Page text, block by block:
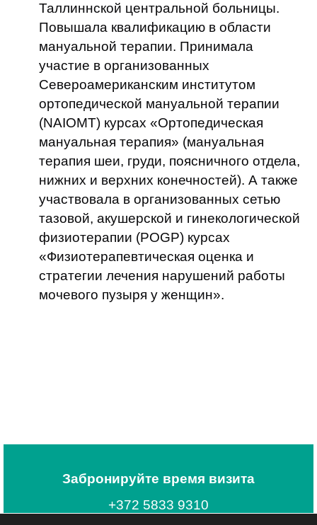
Таллиннской центральной больницы.
Повышала квалификацию в области
мануальной терапии. Принимала
участие в организованных
Североамериканским институтом
ортопедической мануальной терапии
(NAIOMT) курсах «Ортопедическая
мануальная терапия» (мануальная
терапия шеи, груди, поясничного отдела,
нижних и верхних конечностей). А также
участвовала в организованных сетью
тазовой, акушерской и гинекологической
физиотерапии (POGP) курсах
«Физиотерапевтическая оценка и
стратегии лечения нарушений работы
мочевого пузыря у женщин».
Забронируйте время визита
+372 5833 9310